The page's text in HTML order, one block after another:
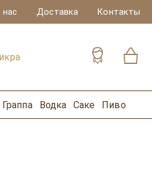
нас Доставка Контакты
Граппа Водка Саке Пиво